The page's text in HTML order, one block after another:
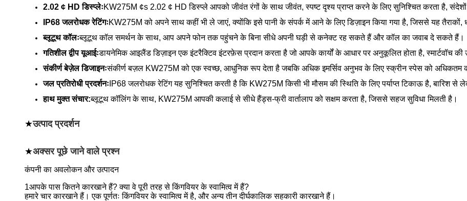
2.02 ¢ HD डिस्प्लेःKW275M ¢s 2.02 ¢ HD डिस्प्ले आपको जीवंत रंगों के साथ जीवंत, स्पष्ट दृश्य प्राप्त करने के लिए सुनिश्चित करता है,
IP68 जलरोधक रेटिंगःKW275M को अपने साथ कहीं भी ले जाएं, क्योंकि इसे पानी के संपर्क में आने के लिए डिज़ाइन किया गया है, जिससे यह तैराकों,
ब्लूटूथ कॉलःब्लूटूथ कॉल समर्थन के साथ, आप अपने फोन तक पहुंचने के बिना सीधे अपनी घड़ी से कनेक्ट रह सकते हैं और कॉल का जवाब दे सकते हैं।
गतिशील द्वीप यूआईःडायनेमिक आइलैंड डिज़ाइन एक इंटरैक्टिव इंटरफ़ेस प्रदान करता है जो आपके कार्यों के आधार पर अनुकूलित होता है, स्मार्टवॉच की
संकीर्ण बेज़ेल डिजाइनःसंकीर्ण बज़ल KW275M को एक स्वच्छ, आधुनिक रूप देता है जबकि अधिक इमर्सिव अनुभव के लिए स्क्रीन स्पेस को अधिकतम
जल प्रतिरोधी प्रदर्शनः IP68 जलरोधक रेटिंग यह सुनिश्चित करती है कि KW275M किसी भी मौसम की स्थिति के लिए पर्याप्त टिकाऊ है, बारिश
हाथ मुक्त संचार:ब्लूटूथ कॉलिंग के साथ, KW275M आपकी कलाई से सीधे हैंड्स-फ्री वार्तालाप को सक्षम करता है, जिससे सहज सुविधा मिलती है।
★उत्पाद प्रदर्शन
★अक्सर पूछे जाने वाले प्रश्न
कंपनी का अवलोकन और उत्पादन
1आपके पास कितने कारखाने हैं? क्या वे पूरी तरह से किंगवियर के स्वामित्व में हैं?
हमारे चार कारखाने हैं। एक पूर्णतः किंगवियर के स्वामित्व में है, और अन्य तीन दीर्घकालिक सहकारी कारखाने हैं।